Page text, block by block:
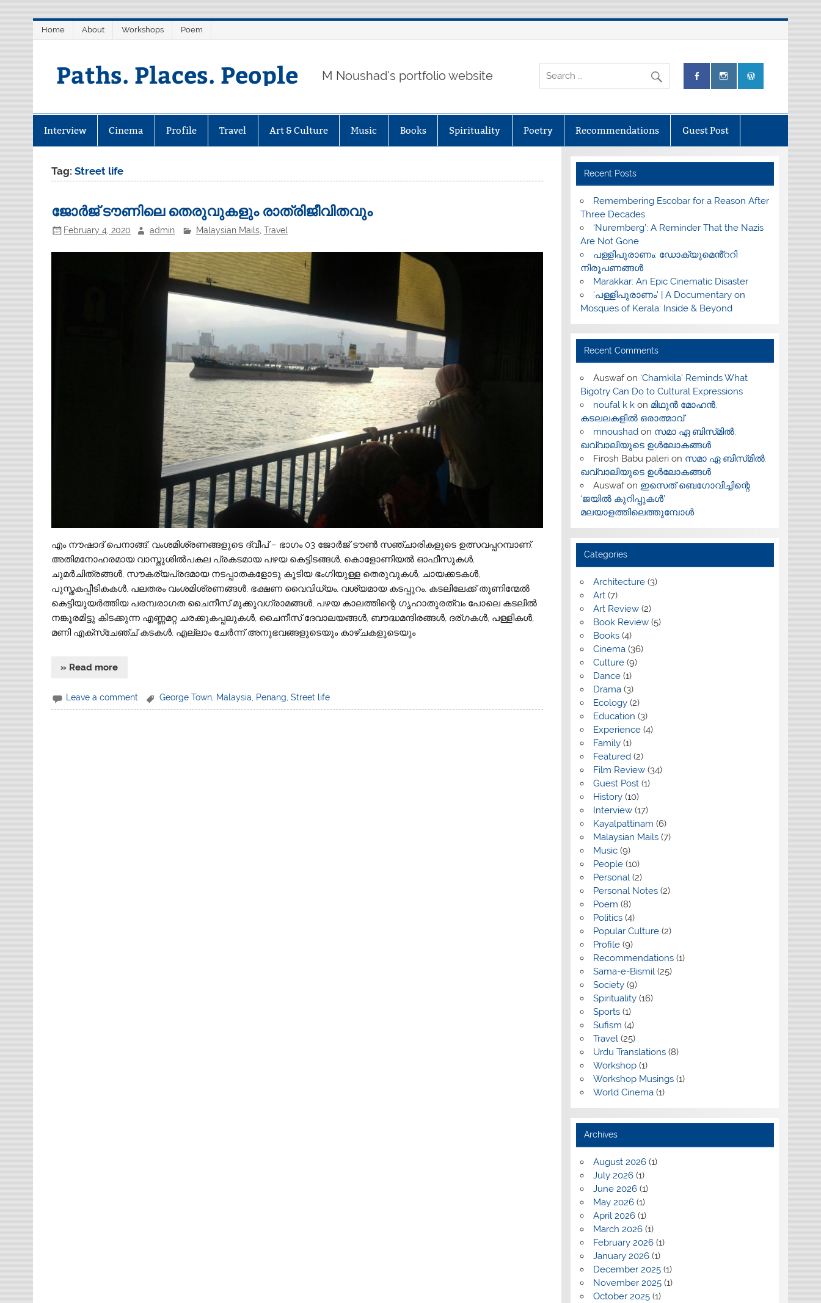
Home About Workshops Poem
Paths. Places. People M Noushad's portfolio website
Interview Cinema Profile Travel Art & Culture Music Books Spirituality Poetry Recommendations Guest Post
Tag:Street life
ജോർജ് ടൗണിലെ തെരുവുകളും രാത്രിജീവിതവും
February 4, 2020 admin Malaysian Mails, Travel
എം നൗഷാദ് പെനാങ്ങ്: വംശമിശ്രണങ്ങളുടെ ദ്വീപ് – ഭാഗം 03 ജോര്‍ജ് ടൗണ്‍ സഞ്ചാരികളുടെ ഉത്സവപ്പറമ്പാണ്.
അതിമനോഹരമായ വാസ്തുശില്‍പകല പ്രകടമായ പഴയ കെട്ടിടങ്ങള്‍, കൊളോണിയല്‍ ഓഫീസുകള്‍,
ചുമര്‍ചിത്രങ്ങള്‍, സൗകര്യപ്രദമായ നടപ്പാതകളോടു കൂടിയ ഭംഗിയുള്ള തെരുവുകള്‍, ചായക്കടകള്‍,
പുസ്തകപ്പീടികകള്‍, പലതരം വംശമിശ്രണങ്ങള്‍, ഭക്ഷണ വൈവിധ്യം, വശ്യമായ കടപ്പുറം, കടലിലേക്ക് തൂണിന്മേല്‍
കെട്ടിയുയര്‍ത്തിയ പരമ്പരാഗത ചൈനീസ് മുക്കുവഗ്രാമങ്ങള്‍, പഴയ കാലത്തിന്റെ ഗൃഹാതുരത്വം പോലെ കടലില്‍
നങ്കൂരമിട്ടു കിടക്കുന്ന എണ്ണമറ്റ ചരക്കുകപ്പലുകള്‍, ചൈനീസ് ദേവാലയങ്ങള്‍, ബൗദ്ധമന്ദിരങ്ങള്‍, ദര്ഗകള്‍, പള്ളികള്‍,
മണി എക്‌സ്‌ചേഞ്ച് കടകള്‍, എല്ലാം ചേര്‍ന്ന് അനുഭവങ്ങളുടെയും കാഴ്ചകളുടെയും
» Read more
Leave a comment George Town, Malaysia, Penang, Street life
Recent Posts
​Remembering Escobar for a Reason After
Three Decades
‘Nuremberg’: A Reminder That the Nazis
Are Not Gone
പള്ളിപുരാണം: ഡോക്യുമെൻ്ററി
നിരൂപണങ്ങൾ
Marakkar: An Epic Cinematic Disaster
‘പള്ളിപുരാണം’ | A Documentary on
Mosques of Kerala: Inside & Beyond
Recent Comments
Auswafon ‘Chamkila’ Reminds What
Bigotry Can Do to Cultural Expressions
noufal k kon മിഥുൻ മോഹൻ,
കടലലകളിൽ ഒരാത്മാവ്
mnoushadon സമാ ഏ ബിസ്‌മിൽ:
ഖവ്വാലിയുടെ ഉൾലോകങ്ങൾ
Firosh Babu palerion സമാ ഏ ബിസ്‌മിൽ:
ഖവ്വാലിയുടെ ഉൾലോകങ്ങൾ
Auswafon ഇസെത് ബെഗോവിച്ചിന്റെ
‘ജയിൽ കുറിപ്പുകൾ’
മലയാളത്തിലെത്തുമ്പോൾ
Categories
Architecture(3)
Art(7)
Art Review(2)
Book Review(5)
Books(4)
Cinema(36)
Culture(9)
Dance(1)
Drama(3)
Ecology(2)
Education (3)
Experience(4)
Family(1)
Featured(2)
Film Review(34)
Guest Post(1)
History(10)
Interview(17)
Kayalpattinam (6)
Malaysian Mails(7)
Music(9)
People(10)
Personal(2)
Personal Notes(2)
Poem (8)
Politics(4)
Popular Culture(2)
Profile(9)
Recommendations(1)
Sama-e-Bismil(25)
Society(9)
Spirituality(16)
Sports(1)
Sufism (4)
Travel(25)
Urdu Translations(8)
Workshop(1)
Workshop Musings(1)
World Cinema(1)
Archives
August 2026(1)
July 2026(1)
June 2026(1)
May 2026(1)
April 2026(1)
March 2026(1)
February 2026(1)
January 2026(1)
December 2025(1)
November 2025(1)
October 2025(1)